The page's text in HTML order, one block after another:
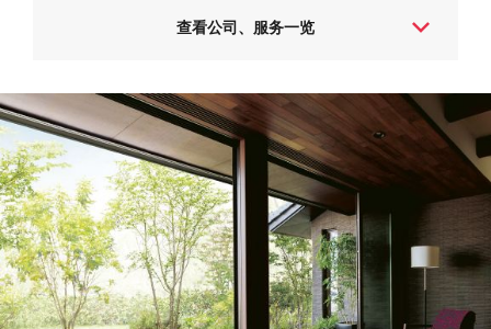
查看公司、服务一览